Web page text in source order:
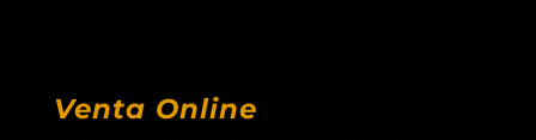
Venta Online